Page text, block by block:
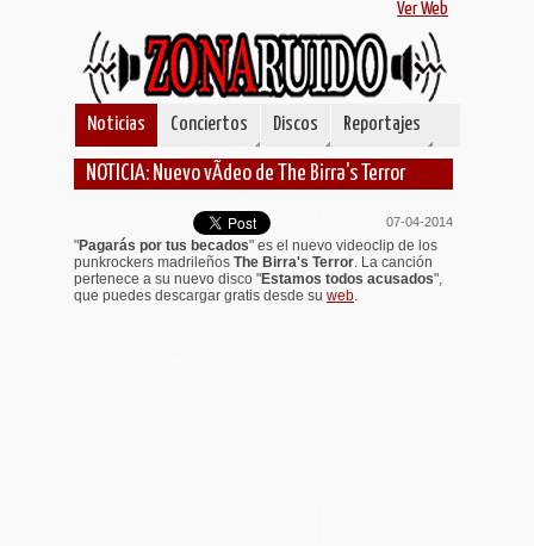
Ver Web
Noticias Conciertos Discos Reportajes
NOTICIA: Nuevo vÃ­deo de The Birra's Terror
07-04-2014
"Pagarás por tus becados" es el nuevo videoclip de los
punkrockers madrileños The Birra's Terror . La canción
pertenece a su nuevo disco "Estamos todos acusados",
que puedes descargar gratis desde su web